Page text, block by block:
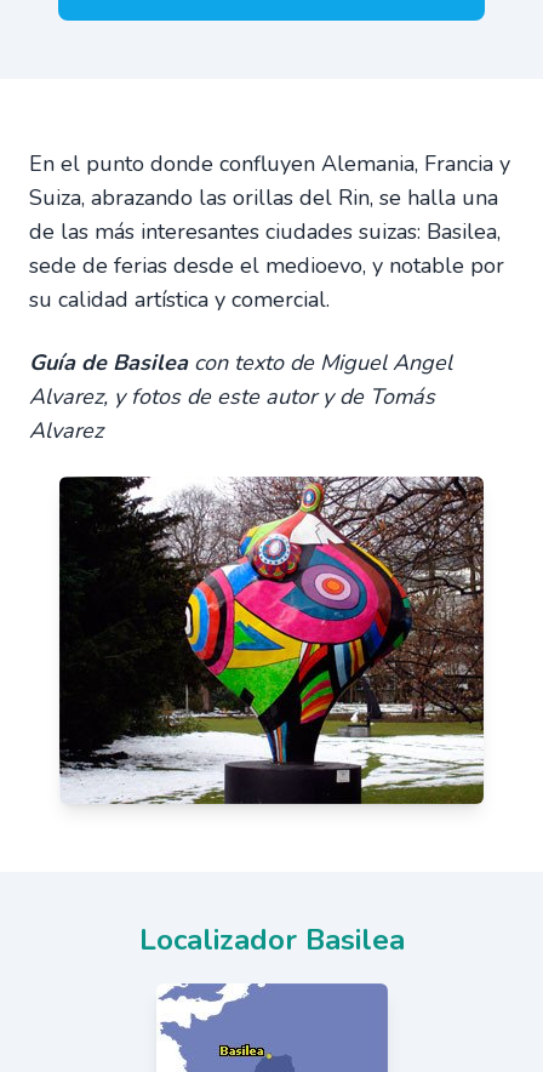
En el punto donde confluyen Alemania, Francia y
Suiza, abrazando las orillas del Rin, se halla una
de las más interesantes ciudades suizas: Basilea,
sede de ferias desde el medioevo, y notable por
su calidad artística y comercial.
Guía de Basileacon texto de Miguel Angel
Alvarez, y fotos de este autor y de Tomás
Alvarez
Localizador Basilea